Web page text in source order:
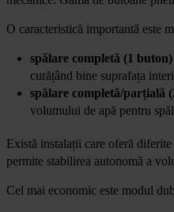
O caracteristică importantă este
spălare completă (1 buton)
curățând bine suprafața
spălare completă/parțială
volumului de apă pentru
Există instalații care oferă
permite stabilirea autonomă a
Cel mai economic este modul